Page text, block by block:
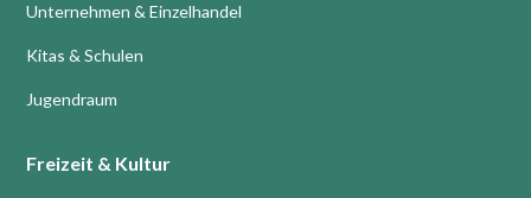
Unternehmen & Einzelhandel
Kitas & Schulen
Jugendraum
Freizeit & Kultur